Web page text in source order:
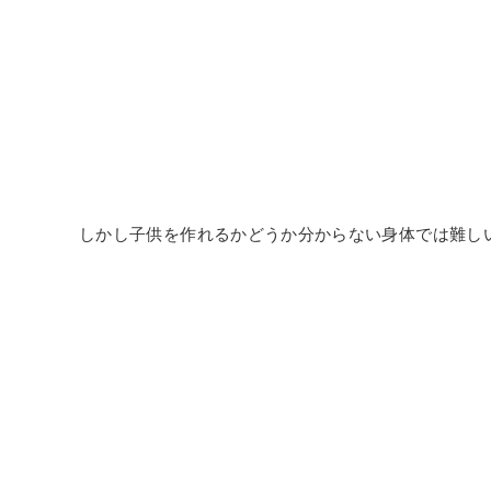
しかし子供を作れるかどうか分からない身体では難し